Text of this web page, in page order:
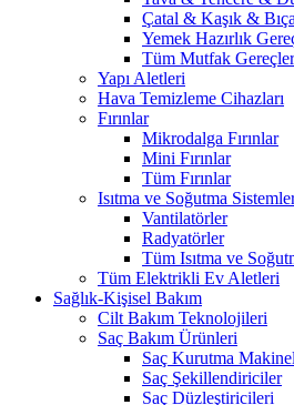
Çatal & Kaşık &
Yemek Hazırlık
Tüm Mutfak
Yapı Aletleri
Hava Temizleme Cihazları
Fırınlar
Mikrodalga Fırınlar
Mini Fırınlar
Tüm Fırınlar
Isıtma ve Soğutma
Vantilatörler
Radyatörler
Tüm Isıtma ve
Tüm Elektrikli Ev Aletleri
Sağlık-Kişisel Bakım
Cilt Bakım Teknolojileri
Saç Bakım Ürünleri
Saç Kurutma
Saç Şekillendiriciler
Saç Düzleştiricileri